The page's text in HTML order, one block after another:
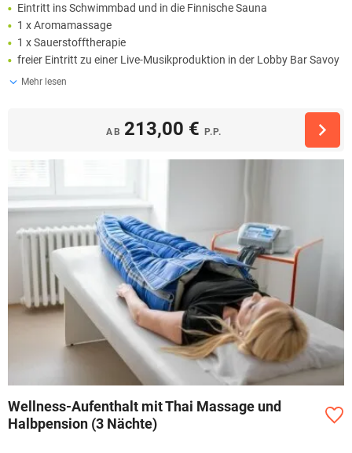
Eintritt ins Schwimmbad und in die Finnische Sauna
1 x Aromamassage
1 x Sauerstofftherapie
freier Eintritt zu einer Live-Musikproduktion in der Lobby Bar Savoy
Mehr lesen
AB 213,00 € P.P.
Wellness-Aufenthalt mit Thai Massage und
Halbpension (3 Nächte)